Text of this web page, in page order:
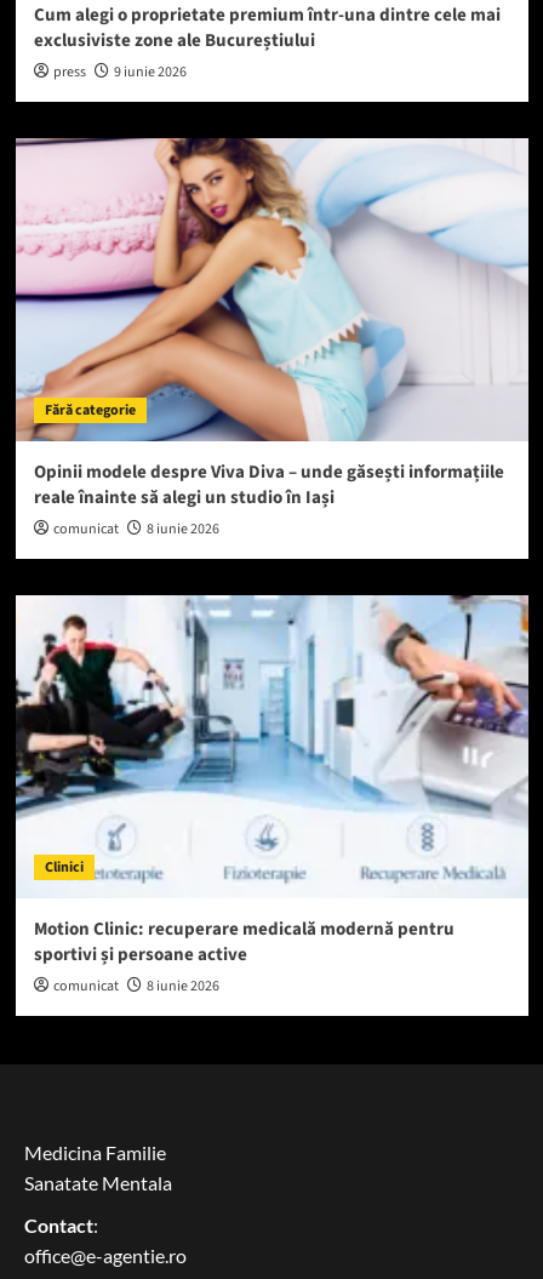
Cum alegi o proprietate premium într-una dintre cele mai
exclusiviste zone ale Bucureștiului
press 9 iunie 2026
Fără categorie
Opinii modele despre Viva Diva – unde găsești informațiile
reale înainte să alegi un studio în Iași
comunicat 8 iunie 2026
Clinici
Motion Clinic: recuperare medicală modernă pentru
sportivi și persoane active
comunicat 8 iunie 2026
Medicina Familie
Sanatate Mentala
Contact:
office@e-agentie.ro